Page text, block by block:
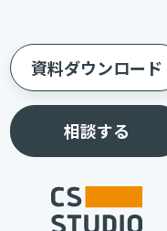
資料ダウンロード
相談する